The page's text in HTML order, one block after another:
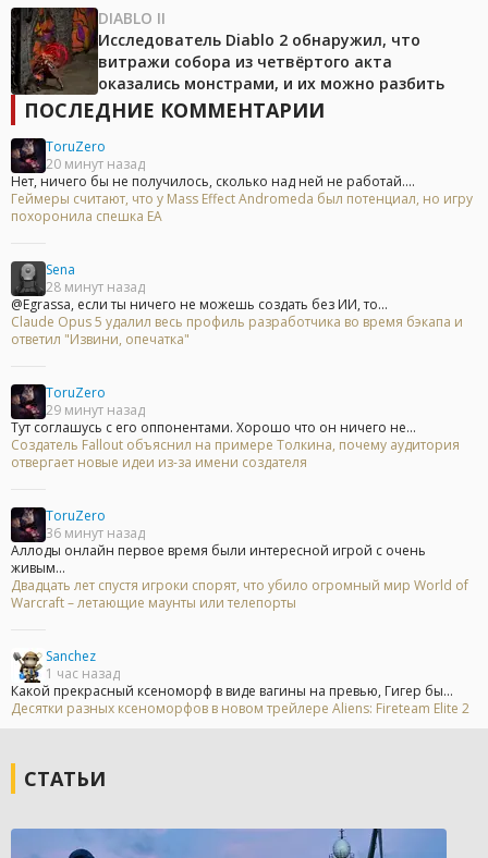
DIABLO II
Исследователь Diablo 2 обнаружил, что
витражи собора из четвёртого акта
оказались монстрами, и их можно разбить
ПОСЛЕДНИЕ КОММЕНТАРИИ
ToruZero
20 минут назад
Нет, ничего бы не получилось, сколько над ней не работай....
Геймеры считают, что у Mass Effect Andromeda был потенциал, но игру
похоронила спешка EA
Sena
28 минут назад
@Egrassa, если ты ничего не можешь создать без ИИ, то...
Claude Opus 5 удалил весь профиль разработчика во время бэкапа и
ответил "Извини, опечатка"
ToruZero
29 минут назад
Тут соглашусь с его оппонентами. Хорошо что он ничего не...
Создатель Fallout объяснил на примере Толкина, почему аудитория
отвергает новые идеи из-за имени создателя
ToruZero
36 минут назад
Аллоды онлайн первое время были интересной игрой с очень
живым...
Двадцать лет спустя игроки спорят, что убило огромный мир World of
Warcraft – летающие маунты или телепорты
Sanchez
1 час назад
Какой прекрасный ксеноморф в виде вагины на превью, Гигер бы...
Десятки разных ксеноморфов в новом трейлере Aliens: Fireteam Elite 2
СТАТЬИ